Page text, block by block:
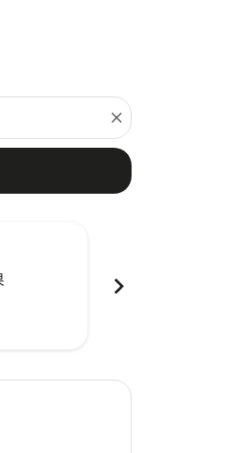
close
chevron_right
优惠
寻找优惠寻找优惠寻找优惠
disclaimer. 寻找优惠
offers-disclaimer. 寻找优惠
view-offers-disclaimer. 寻找优惠
cmp-view-offers-disclaimer. 寻找